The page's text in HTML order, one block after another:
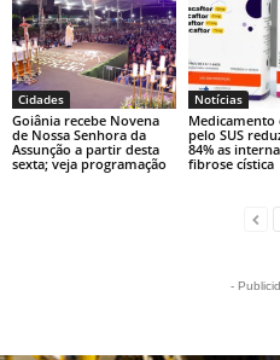
Cidades
Goiânia recebe Novena
de Nossa Senhora da
Assunção a partir desta
sexta; veja programação
Notícias
Medicamento
pelo SUS
84% as
fibrose cística
-